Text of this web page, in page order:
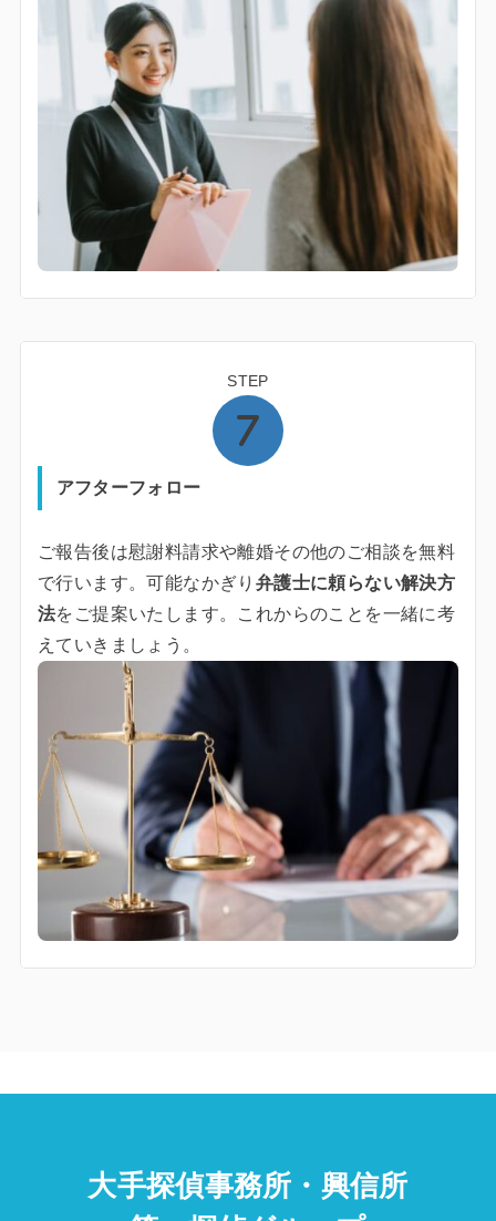
STEP
アフターフォロー
ご報告後は慰謝料請求や離婚その他のご相談を無料
で行います。可能なかぎり 弁護士に頼らない解決方
法をご提案いたします。これからのことを一緒に考
えていきましょう。
大手探偵事務所・興信所